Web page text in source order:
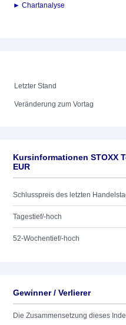
► Chartanalyse
Letzter Stand
Veränderung zum Vortag
Kursinformationen STOXX
EUR
Schlusspreis des letzten
Tagestief/-hoch
52-Wochentief/-hoch
Gewinner / Verlierer
Die Zusammensetzung dieses